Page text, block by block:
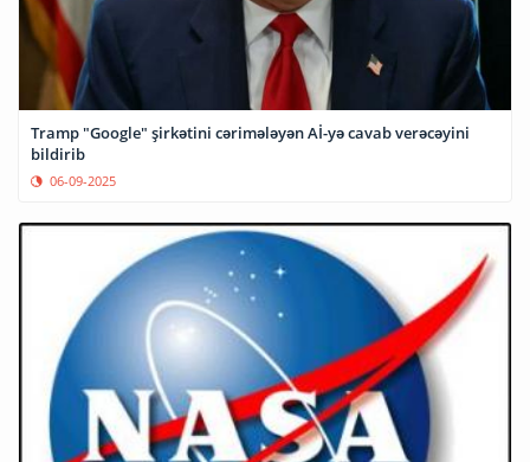
Tramp "Google" şirkətini cərimələyən Aİ-yə cavab verəcəyini
bildirib
06-09-2025